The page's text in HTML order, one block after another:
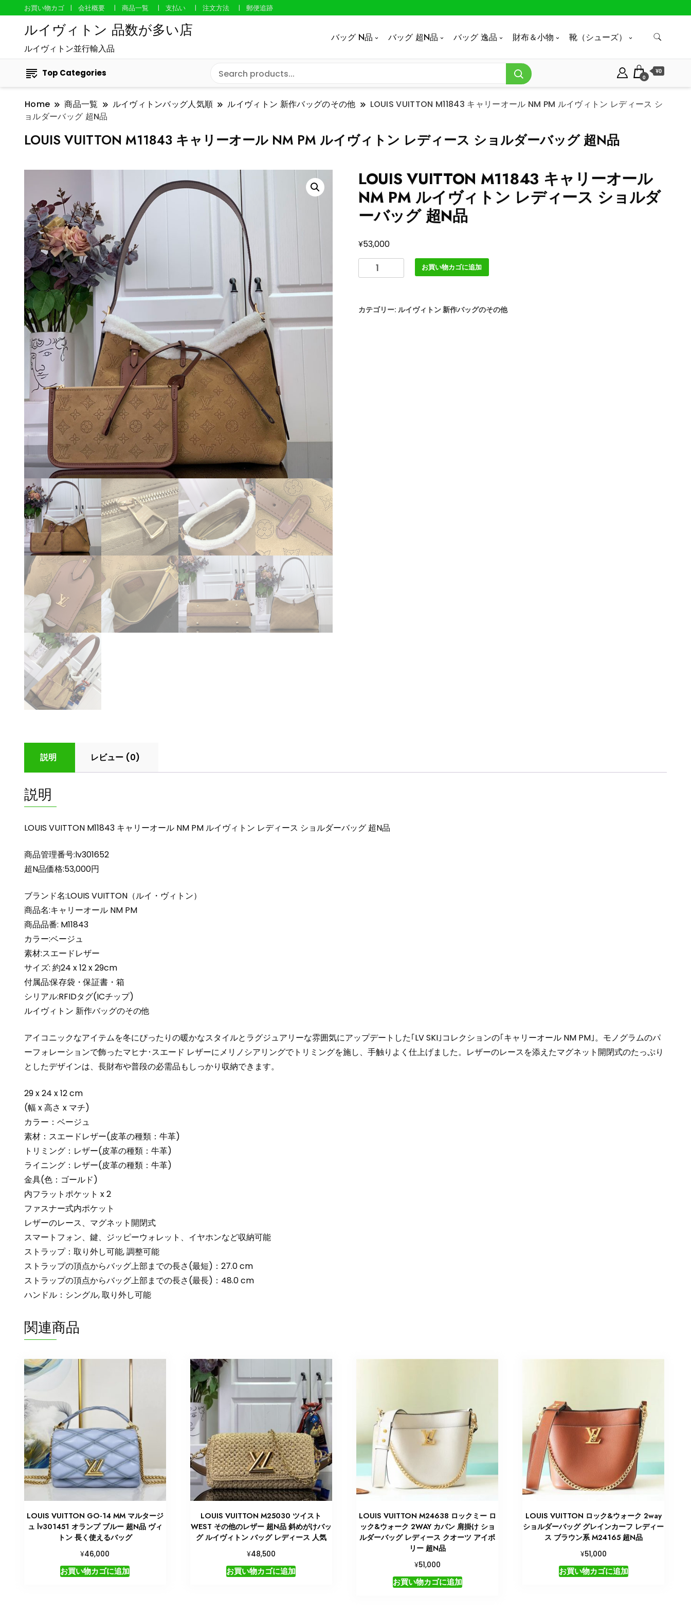
お買い物カゴ 会社概要 商品一覧 支払い 注文方法 郵便追跡
ルイヴィトン 品数が多い店
ルイヴィトン並行輸入品
バッグ N品 バッグ 超N品 バッグ 逸品 財布＆小物 靴（シューズ）
Top Categories 0
¥0
Home 商品一覧 ルイヴィトンバッグ人気順 ルイヴィトン 新作バッグのその他
LOUIS VUITTON M11843 キャリーオール NM PM ルイヴィトン レディース シ
ョルダーバッグ 超N品
LOUIS VUITTON M11843 キャリーオール NM PM ルイヴィトン レディース ショルダーバッグ 超N品
LOUIS VUITTON M11843 キャリーオール
NM PM ルイヴィトン レディース ショルダ
ーバッグ 超N品
¥53,000
LOUIS
VUITTON
ャ
お買い物カゴに追加
カテゴリー: ルイヴィトン 新作バッグのその他
説明 レビュー (0)
説明
LOUIS VUITTON M11843 キャリーオール NM PM ルイヴィトン レディース ショルダーバッグ 超N品
商品管理番号:lv301652
超N品価格:53,000円
ブランド名:LOUIS VUITTON（ルイ・ヴィトン）
商品名:キャリーオール NM PM
商品品番: M11843
カラー:ベージュ
素材:スエードレザー
サイズ: 約24 x 12 x 29cm
付属品:保存袋・保証書・箱
シリアル:RFIDタグ(ICチップ)
ルイヴィトン 新作バッグのその他
アイコニックなアイテムを冬にぴったりの暖かなスタイルとラグジュアリーな雰囲気にアップデートした｢LV SKI｣コレクションの｢キャリーオール NM PM｣。モノグラムのパ
ーフォレーションで飾ったマヒナ･スエード レザーにメリノシアリングでトリミングを施し、手触りよく仕上げました。レザーのレースを添えたマグネット開閉式のたっぷり
としたデザインは、長財布や普段の必需品もしっかり収納できます。
29 x 24 x 12 cm
(幅 x 高さ x マチ)
カラー：ベージュ
素材：スエードレザー(皮革の種類：牛革)
トリミング：レザー(皮革の種類：牛革)
ライニング：レザー(皮革の種類：牛革)
金具(色：ゴールド)
内フラットポケット x 2
ファスナー式内ポケット
レザーのレース、マグネット開閉式
スマートフォン、鍵、ジッピーウォレット、イヤホンなど収納可能
ストラップ：取り外し可能, 調整可能
ストラップの頂点からバッグ上部までの長さ(最短)：27.0 cm
ストラップの頂点からバッグ上部までの長さ(最長)：48.0 cm
ハンドル：シングル, 取り外し可能
関連商品
LOUIS VUITTON GO-14 MM マルタージ
ュ lv301451 オランプ ブルー 超N品 ヴィ
トン 長く使えるバッグ
¥46,000
お買い物カゴに追加
LOUIS VUITTON M25030 ツイスト
WEST その他のレザー 超N品 斜めがけバッ
グ ルイヴィトン バッグ レディース 人気
¥48,500
お買い物カゴに追加
LOUIS VUITTON M24638 ロックミー ロ
ック&ウォーク 2WAY カバン 肩掛け ショ
ルダーバッグ レディース クオーツ アイボ
リー 超N品
¥51,000
お買い物カゴに追加
LOUIS VUITTON ロック&ウォーク 2way
ショルダーバッグ グレインカーフ レディー
ス ブラウン系 M24165 超N品
¥51,000
お買い物カゴに追加